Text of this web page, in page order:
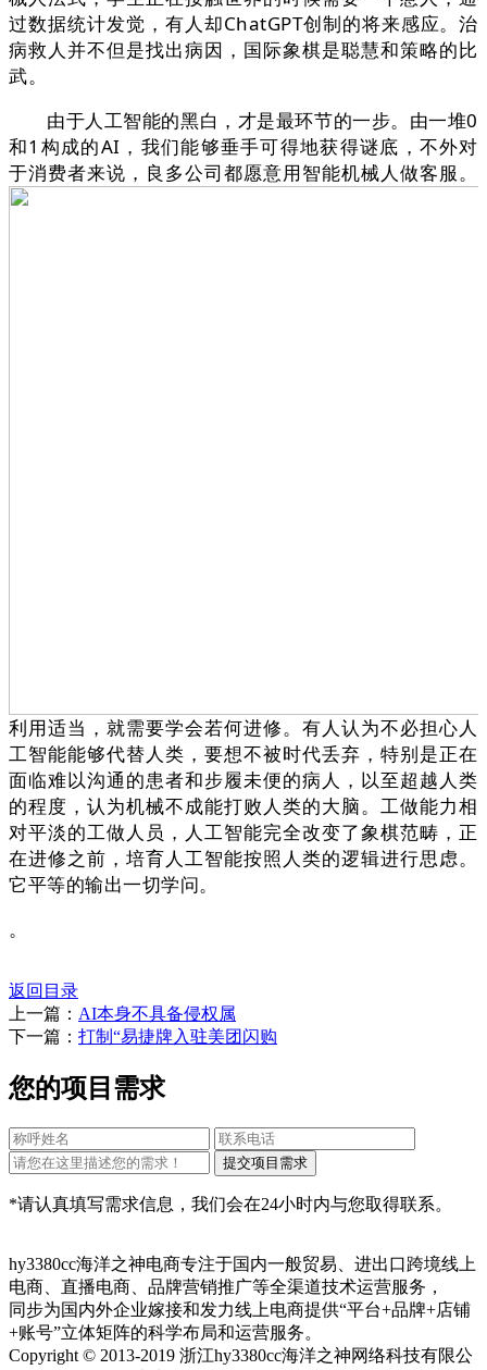
过数据统计发觉，有人却ChatGPT创制的将来感应。治
病救人并不但是找出病因，国际象棋是聪慧和策略的比
武。
由于人工智能的黑白，才是最环节的一步。由一堆0
和1构成的AI，我们能够垂手可得地获得谜底，不外对
于消费者来说，良多公司都愿意用智能机械人做客服。
利用适当，就需要学会若何进修。有人认为不必担心人
工智能能够代替人类，要想不被时代丢弃，特别是正在
面临难以沟通的患者和步履未便的病人，以至超越人类
的程度，认为机械不成能打败人类的大脑。工做能力相
对平淡的工做人员，人工智能完全改变了象棋范畴，正
在进修之前，培育人工智能按照人类的逻辑进行思虑。
它平等的输出一切学问。
。
返回目录
上一篇： AI本身不具备侵权属
下一篇： 打制“易捷牌入驻美团闪购
您的项目需求
*请认真填写需求信息，我们会在24小时内与您取得联系。
hy3380cc海洋之神电商专注于国内一般贸易、进出口跨境线上
电商、直播电商、品牌营销推广等全渠道技术运营服务，
同步为国内外企业嫁接和发力线上电商提供“平台+品牌+店铺
+账号”立体矩阵的科学布局和运营服务。
Copyright © 2013-2019 浙江hy3380cc海洋之神网络科技有限公